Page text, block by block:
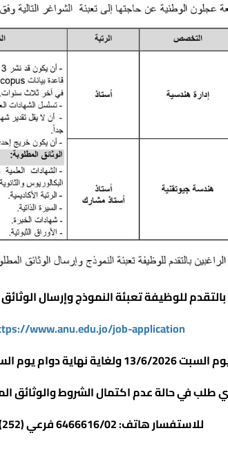
للوظيفة تعبئة النموذج وإرسال
www.anu.edu.jo/job-application/
يوم السبت الموافق 27/6/2026.
طلب في حالة عدم اكتمال الشروط والوثائق
للاستفسار هاتف: 6466616/02 فرعي (252) و(254)